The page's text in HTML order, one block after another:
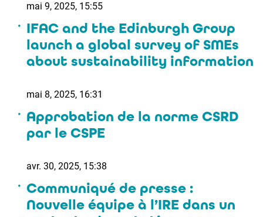
mai 9, 2025, 15:55
IFAC and the Edinburgh Group
launch a global survey of SMEs
about sustainability information
mai 8, 2025, 16:31
Approbation de la norme CSRD
par le CSPE
avr. 30, 2025, 15:38
Communiqué de presse :
Nouvelle équipe à l’IRE dans un